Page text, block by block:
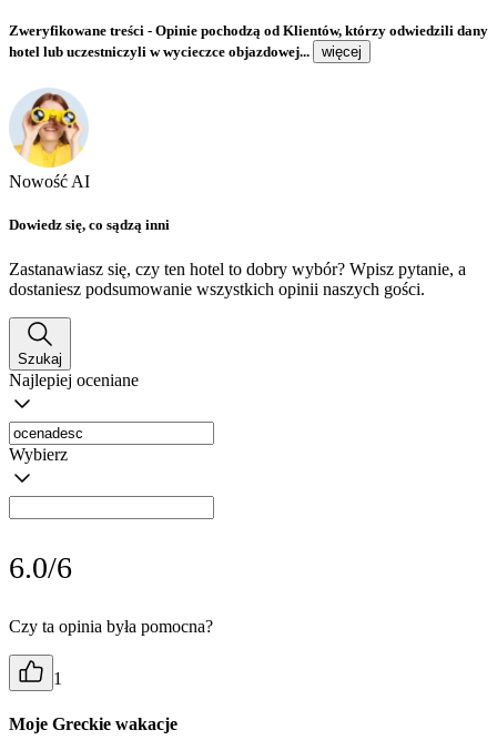
Zweryfikowane treści - Opinie pochodzą od Klientów, którzy odwiedzili dany
hotel lub uczestniczyli w wycieczce objazdowej...
więcej
Nowość AI
Dowiedz się, co sądzą inni
Zastanawiasz się, czy ten hotel to dobry wybór? Wpisz pytanie, a
dostaniesz podsumowanie wszystkich opinii naszych gości.
Szukaj
Najlepiej oceniane
Wybierz
6.0/6
Czy ta opinia była pomocna?
1
Moje Greckie wakacje